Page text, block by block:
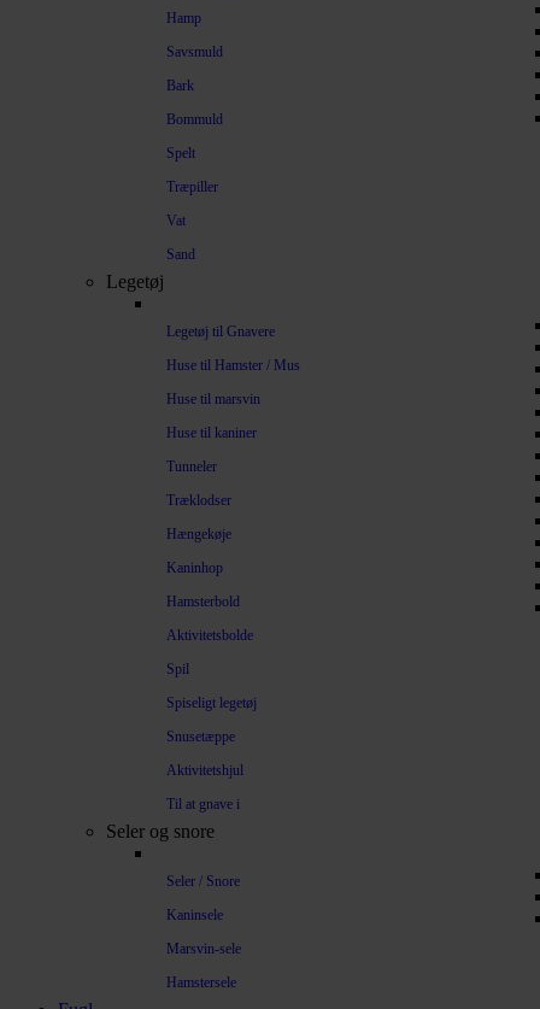
Hamp
Savsmuld
Bark
Bommuld
Spelt
Træpiller
Vat
Sand
Legetøj
Legetøj til Gnavere
Huse til Hamster / Mus
Huse til marsvin
Huse til kaniner
Tunneler
Træklodser
Hængekøje
Kaninhop
Hamsterbold
Aktivitetsbolde
Spil
Spiseligt legetøj
Snusetæppe
Aktivitetshjul
Til at gnave i
Seler og snore
Seler / Snore
Kaninsele
Marsvin-sele
Hamstersele